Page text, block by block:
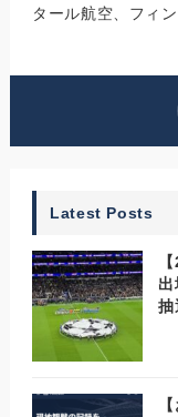
タール航空、フィ
Latest Posts
抽